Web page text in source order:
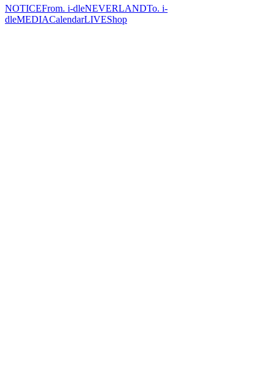
NOTICEFrom. i-dleNEVERLANDTo. i-
dleMEDIACalendarLIVEShop